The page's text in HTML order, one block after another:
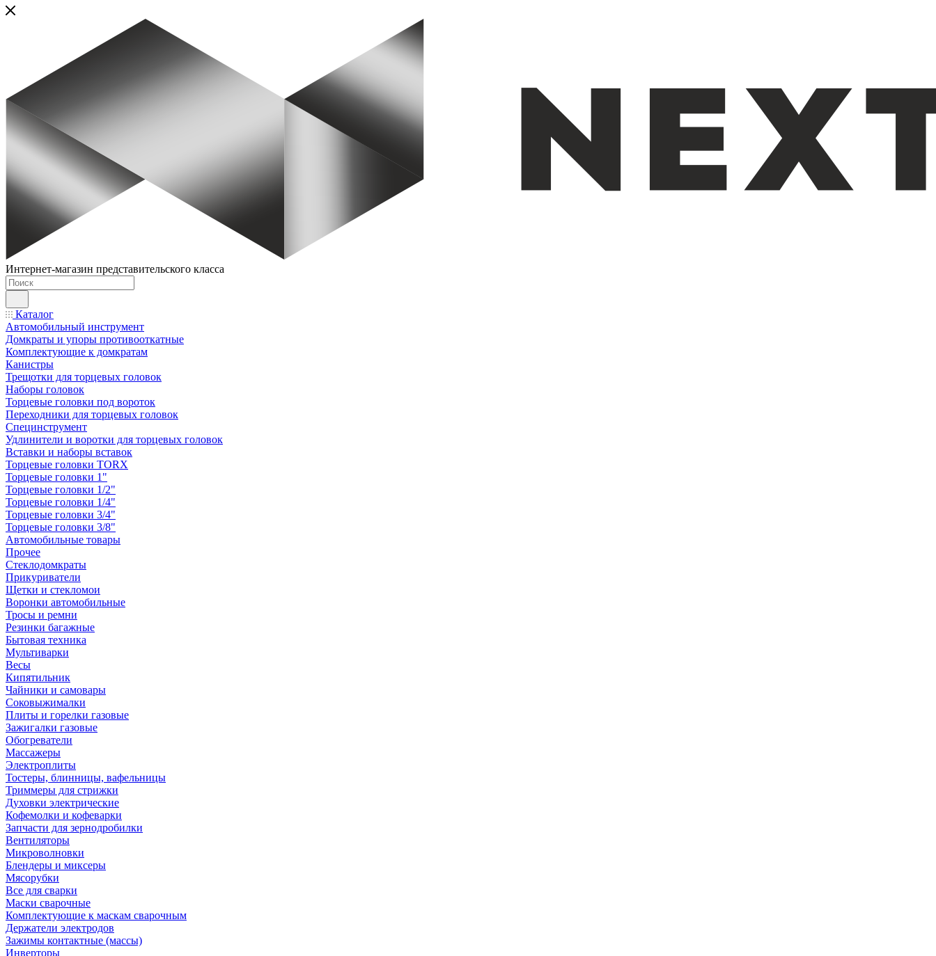
Интернет-магазин представительского класса
Каталог
Автомобильный инструмент
Домкраты и упоры противооткатные
Комплектующие к домкратам
Канистры
Трещотки для торцевых головок
Наборы головок
Торцевые головки под вороток
Переходники для торцевых головок
Специнструмент
Удлинители и воротки для торцевых головок
Вставки и наборы вставок
Торцевые головки TORX
Торцевые головки 1"
Торцевые головки 1/2"
Торцевые головки 1/4"
Торцевые головки 3/4"
Торцевые головки 3/8"
Автомобильные товары
Прочее
Стеклодомкраты
Прикуриватели
Щетки и стекломои
Воронки автомобильные
Тросы и ремни
Резинки багажные
Бытовая техника
Мультиварки
Весы
Кипятильник
Чайники и самовары
Соковыжималки
Плиты и горелки газовые
Зажигалки газовые
Обогреватели
Массажеры
Электроплиты
Тостеры, блинницы, вафельницы
Триммеры для стрижки
Духовки электрические
Кофемолки и кофеварки
Запчасти для зернодробилки
Вентиляторы
Микроволновки
Блендеры и миксеры
Мясорубки
Все для сварки
Маски сварочные
Комплектующие к маскам сварочным
Держатели электродов
Зажимы контактные (массы)
Инверторы